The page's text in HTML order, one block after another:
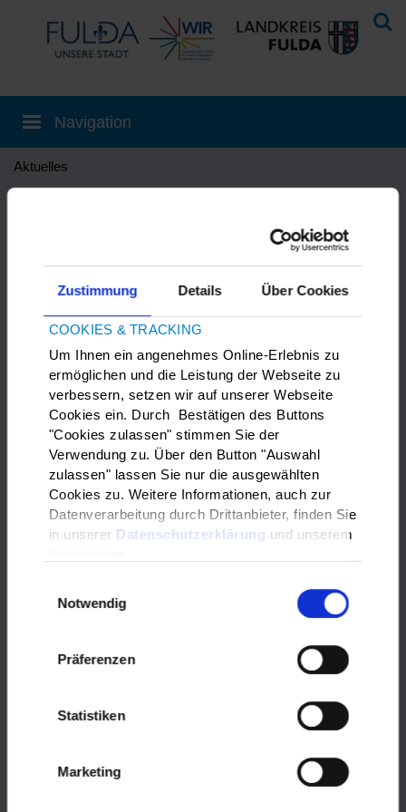
Zustimmung Details Über Cookies
COOKIES & TRACKING
Um Ihnen ein angenehmes Online-Erlebnis zu
ermöglichen und die Leistung der Webseite zu
verbessern, setzen wir auf unserer Webseite
Cookies ein. Durch Bestätigen des Buttons
"Cookies zulassen" stimmen Sie der
Verwendung zu. Über den Button "Auswahl
zulassen" lassen Sie nur die ausgewählten
Cookies zu. Weitere Informationen, auch zur
Datenverarbeitung durch Drittanbieter, finden Sie
in unserer Datenschutzerklärung und unserem
Notwendig
Präferenzen
Statistiken
Marketing
Aktuelles
Alle News
Auf dem Pflegeforum, erhalten Sie
Informationen rund um das Thema
Ausbildung und Weiterbildung in der
Pflege.
Das Pflegeforum findet dieses Jahr
am Freitag, den 13.03.2026im
KARL statt (ehemals Kaufhaus
Kerber).
Bühnenprogramm und verschiedene
Workshop-Angebote sowie ein
Sie haben außerdem die Möglichkeit
(Ausbildung und Studium) in den
Auf der Pflegebörse, haben Sie die